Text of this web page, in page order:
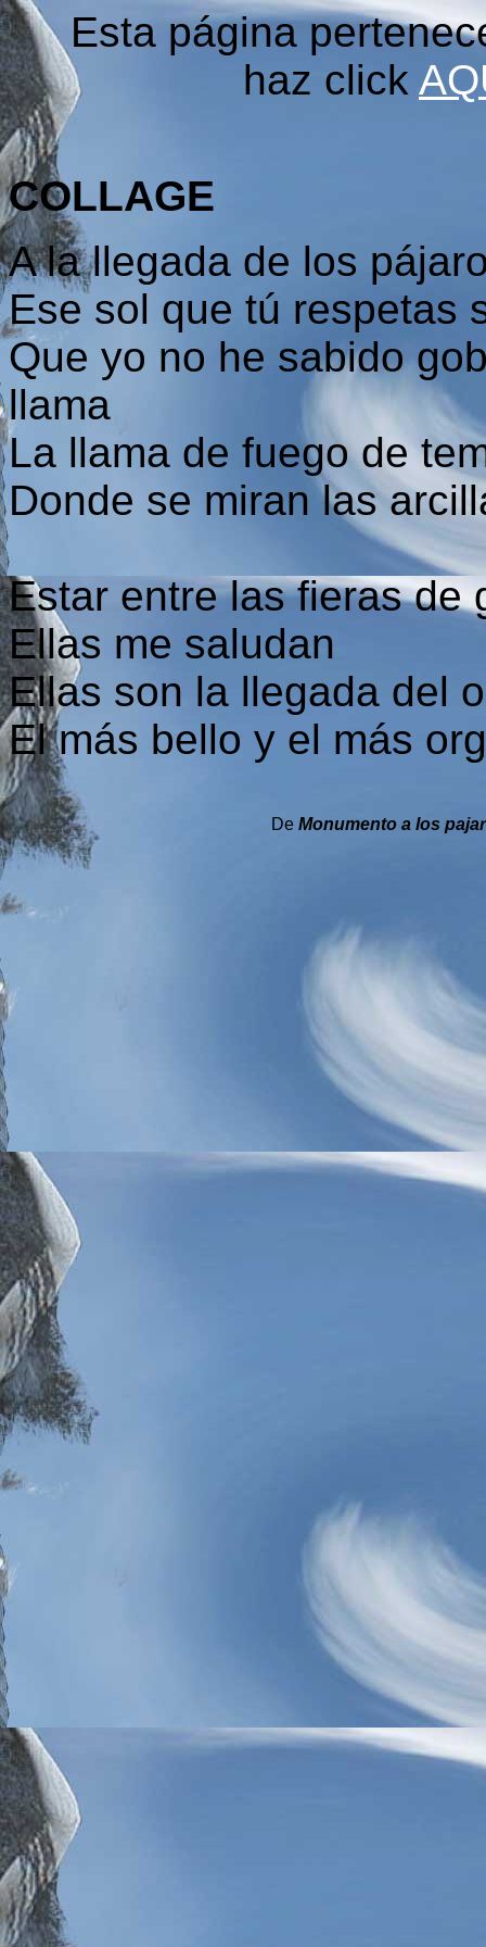
Esta página
haz click
COLLAGE
A la llegada de los
Ese sol que tú respetas
Que yo no he sabido
llama
La llama de fuego de
Donde se miran las
Estar entre las fieras de
Ellas me saludan
Ellas son la llegada del
El más bello y el más
De Monumento a los